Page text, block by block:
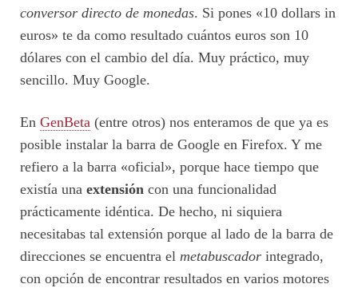
conversor directo de monedas. Si pones «10 dollars in
euros» te da como resultado cuántos euros son 10
dólares con el cambio del día. Muy práctico, muy
sencillo. Muy Google.
En GenBeta (entre otros) nos enteramos de que ya es
posible instalar la barra de Google en Firefox. Y me
refiero a la barra «oficial», porque hace tiempo que
existía una extensión con una funcionalidad
prácticamente idéntica. De hecho, ni siquiera
necesitabas tal extensión porque al lado de la barra de
direcciones se encuentra el metabuscador integrado,
con opción de encontrar resultados en varios motores